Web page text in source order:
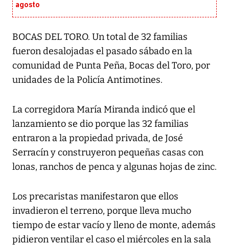
agosto
BOCAS DEL TORO. Un total de 32 familias
fueron desalojadas el pasado sábado en la
comunidad de Punta Peña, Bocas del Toro, por
unidades de la Policía Antimotines.
La corregidora María Miranda indicó que el
lanzamiento se dio porque las 32 familias
entraron a la propiedad privada, de José
Serracín y construyeron pequeñas casas con
lonas, ranchos de penca y algunas hojas de zinc.
Los precaristas manifestaron que ellos
invadieron el terreno, porque lleva mucho
tiempo de estar vacío y lleno de monte, además
pidieron ventilar el caso el miércoles en la sala